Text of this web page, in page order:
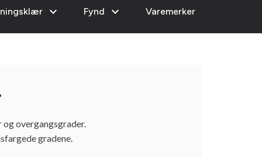
expand_more Fynd expand_more Varemerker
overgangsgrader.
gradene.